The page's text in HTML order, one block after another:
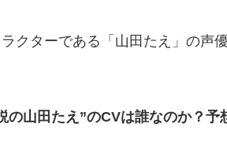
クターである「山田たえ」の声
の山田たえ”のCVは誰なのか？予